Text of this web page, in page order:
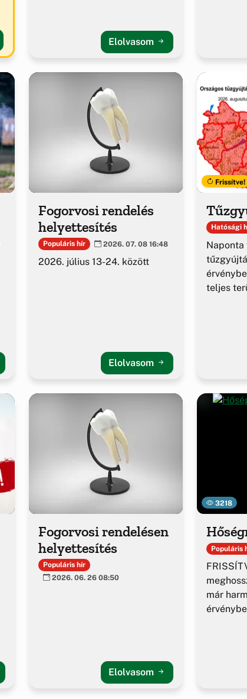
Elolvasom
Fogorvosi rendelés
helyettesítés
Populáris hír 2026. 07. 08 16:48
2026. július 13-24. között
Elolvasom
Frissítve!
Hatósági
Naponta
teljes
Fogorvosi rendelésen
helyettesítés
Populáris hír
2026. 06. 26 08:50
Elolvasom
3218
Populáris
már